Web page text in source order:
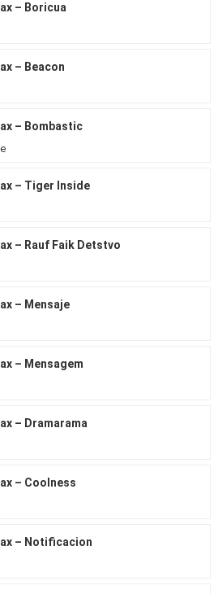
– Boricua
– Beacon
– Bombastic
– Tiger Inside
– Rauf Faik Detstvo
– Mensaje
– Mensagem
– Dramarama
– Coolness
– Notificacion